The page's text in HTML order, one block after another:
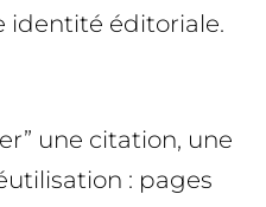
identité éditoriale.
une citation, une
: pages